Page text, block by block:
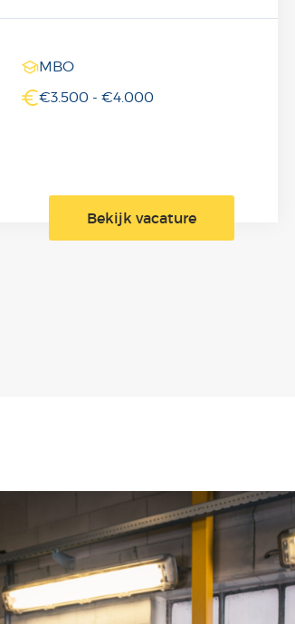
goederen inclusief alle
de voorraad.
MBO
€3.500 - €4.000
Bekijk vacature